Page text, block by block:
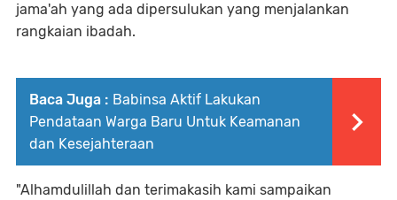
jama'ah yang ada dipersulukan yang menjalankan
rangkaian ibadah.
Baca Juga : Babinsa Aktif Lakukan
Pendataan Warga Baru Untuk Keamanan
dan Kesejahteraan
"Alhamdulillah dan terimakasih kami sampaikan